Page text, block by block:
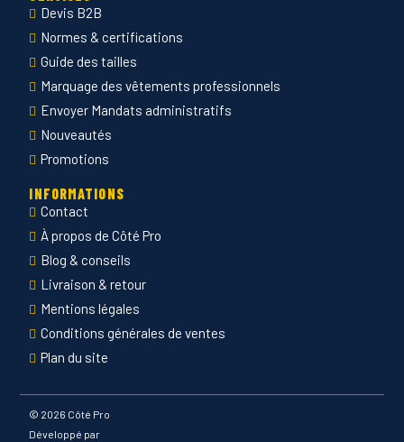
Devis B2B
Normes & certifications
Guide des tailles
Marquage des vêtements professionnels
Envoyer Mandats administratifs
Nouveautés
Promotions
INFORMATIONS
Contact
À propos de Côté Pro
Blog & conseils
Livraison & retour
Mentions légales
Conditions générales de ventes
Plan du site
© 2026 Côté Pro
Développé par